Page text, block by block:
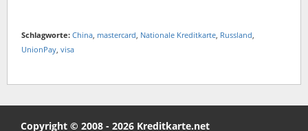
Schlagworte: China, mastercard, Nationale Kreditkarte, Russland,
UnionPay, visa
Copyright © 2008 - 2026 Kreditkarte.net